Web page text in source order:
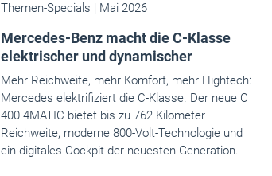
Themen-Specials | Mai 2026
Mercedes-Benz macht die C-Klasse
elektrischer und dynamischer
Mehr Reichweite, mehr Komfort, mehr Hightech:
Mercedes elektrifiziert die C-Klasse. Der neue C
400 4MATIC bietet bis zu 762 Kilometer
Reichweite, moderne 800-Volt-Technologie und
ein digitales Cockpit der neuesten Generation.